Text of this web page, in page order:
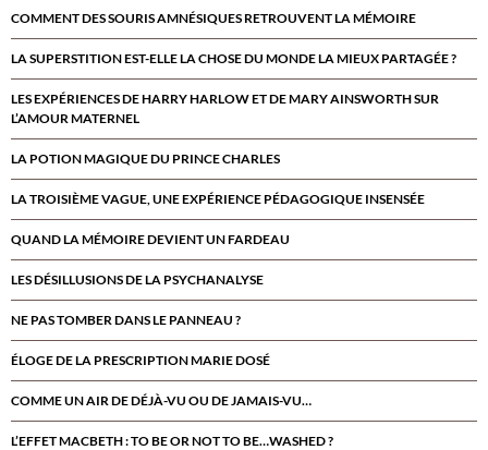
COMMENT DES SOURIS AMNÉSIQUES RETROUVENT LA MÉMOIRE
LA SUPERSTITION EST-ELLE LA CHOSE DU MONDE LA MIEUX PARTAGÉE ?
LES EXPÉRIENCES DE HARRY HARLOW ET DE MARY AINSWORTH SUR
L’AMOUR MATERNEL
LA POTION MAGIQUE DU PRINCE CHARLES
LA TROISIÈME VAGUE, UNE EXPÉRIENCE PÉDAGOGIQUE INSENSÉE
QUAND LA MÉMOIRE DEVIENT UN FARDEAU
LES DÉSILLUSIONS DE LA PSYCHANALYSE
NE PAS TOMBER DANS LE PANNEAU ?
ÉLOGE DE LA PRESCRIPTION MARIE DOSÉ
COMME UN AIR DE DÉJÀ-VU OU DE JAMAIS-VU…
L’EFFET MACBETH : TO BE OR NOT TO BE…WASHED ?